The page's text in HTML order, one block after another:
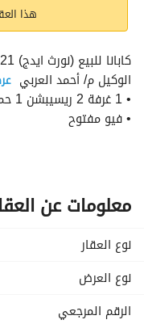
هذا
الوكيل م/ أحمد العربي
• 1 غرفة 2 ريسيبشن 1 حمام
• فيو مفتوح
• استلام 2026
• كود : N01604
معلومات عن
نوع العقار
نوع العرض
الرقم المرجعي